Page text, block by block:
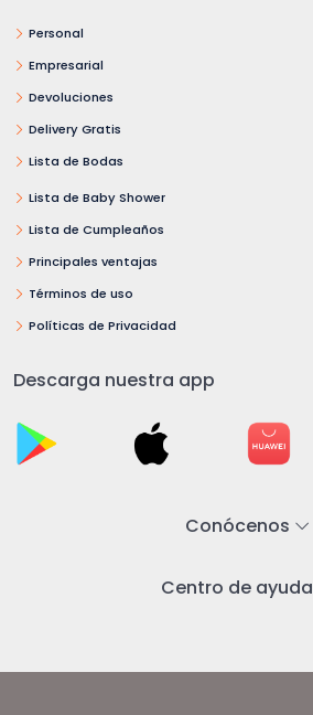
Personal
Empresarial
Devoluciones
Delivery Gratis
Lista de Bodas
Lista de Baby Shower
Lista de Cumpleaños
Principales ventajas
Términos de uso
Políticas de Privacidad
Descarga nuestra app
Conócenos
Centro de ayuda